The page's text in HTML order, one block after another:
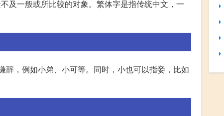
及一般或所比较的对象。繁体字是指传统中文，一
辞，例如小弟、小可等。同时，小也可以指妾，比如